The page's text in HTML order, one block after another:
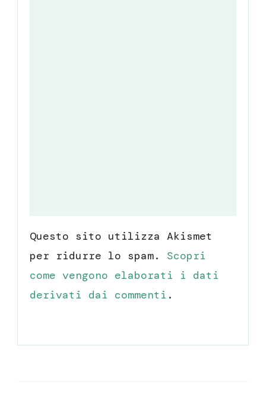
Questo sito utilizza Akismet
per ridurre lo spam. Scopri
come vengono elaborati i dati
derivati dai commenti .